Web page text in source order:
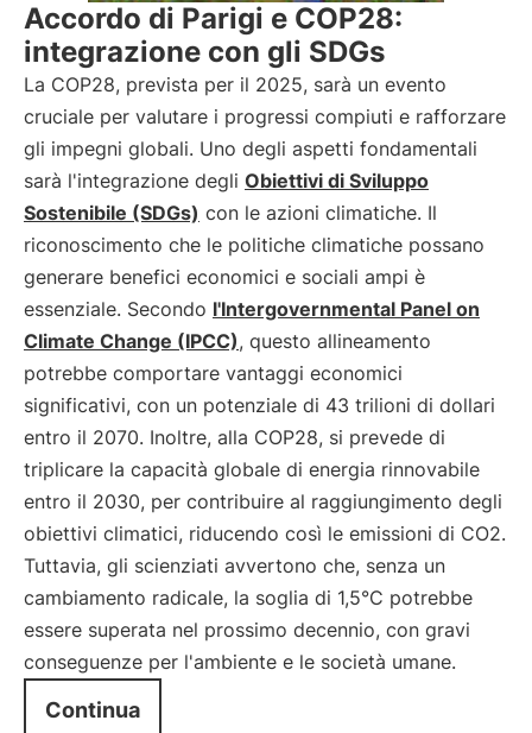
Accordo di Parigi e COP28:
integrazione con gli SDGs
La COP28, prevista per il 2025, sarà un evento
cruciale per valutare i progressi compiuti e rafforzare
gli impegni globali. Uno degli aspetti fondamentali
sarà l'integrazione degli Obiettivi di Sviluppo
Sostenibile (SDGs) con le azioni climatiche. Il
riconoscimento che le politiche climatiche possano
generare benefici economici e sociali ampi è
essenziale. Secondo l'Intergovernmental Panel on
Climate Change (IPCC), questo allineamento
potrebbe comportare vantaggi economici
significativi, con un potenziale di 43 trilioni di dollari
entro il 2070. Inoltre, alla COP28, si prevede di
triplicare la capacità globale di energia rinnovabile
entro il 2030, per contribuire al raggiungimento degli
obiettivi climatici, riducendo così le emissioni di CO2.
Tuttavia, gli scienziati avvertono che, senza un
cambiamento radicale, la soglia di 1,5°C potrebbe
essere superata nel prossimo decennio, con gravi
conseguenze per l'ambiente e le società umane.
Continua